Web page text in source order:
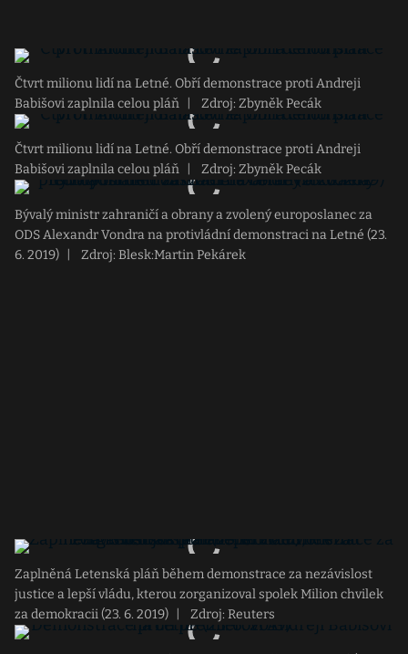
Čtvrt milionu lidí na Letné. Obří demonstrace proti Andreji
Babišovi zaplnila celou pláň
Zdroj: Zbyněk Pecák
Čtvrt milionu lidí na Letné. Obří demonstrace proti Andreji
Babišovi zaplnila celou pláň
Zdroj: Zbyněk Pecák
Bývalý ministr zahraničí a obrany a zvolený europoslanec za
ODS Alexandr Vondra na protivládní demonstraci na Letné (23.
6. 2019)
Zdroj: Blesk:Martin Pekárek
Zaplněná Letenská pláň během demonstrace za nezávislost
justice a lepší vládu, kterou zorganizoval spolek Milion chvilek
za demokracii (23. 6. 2019)
Zdroj: Reuters